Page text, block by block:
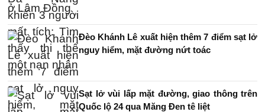
Đèo Khánh Lê xuất hiện thêm 7 điểm sạt lở
nguy hiểm, mặt đường nứt toác
Sạt lở vùi lấp mặt đường, giao thông trên
Quốc lộ 24 qua Măng Đen tê liệt